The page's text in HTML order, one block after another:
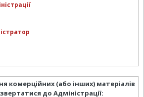
комерційних (або інших) матеріалів
до Адміністрації: